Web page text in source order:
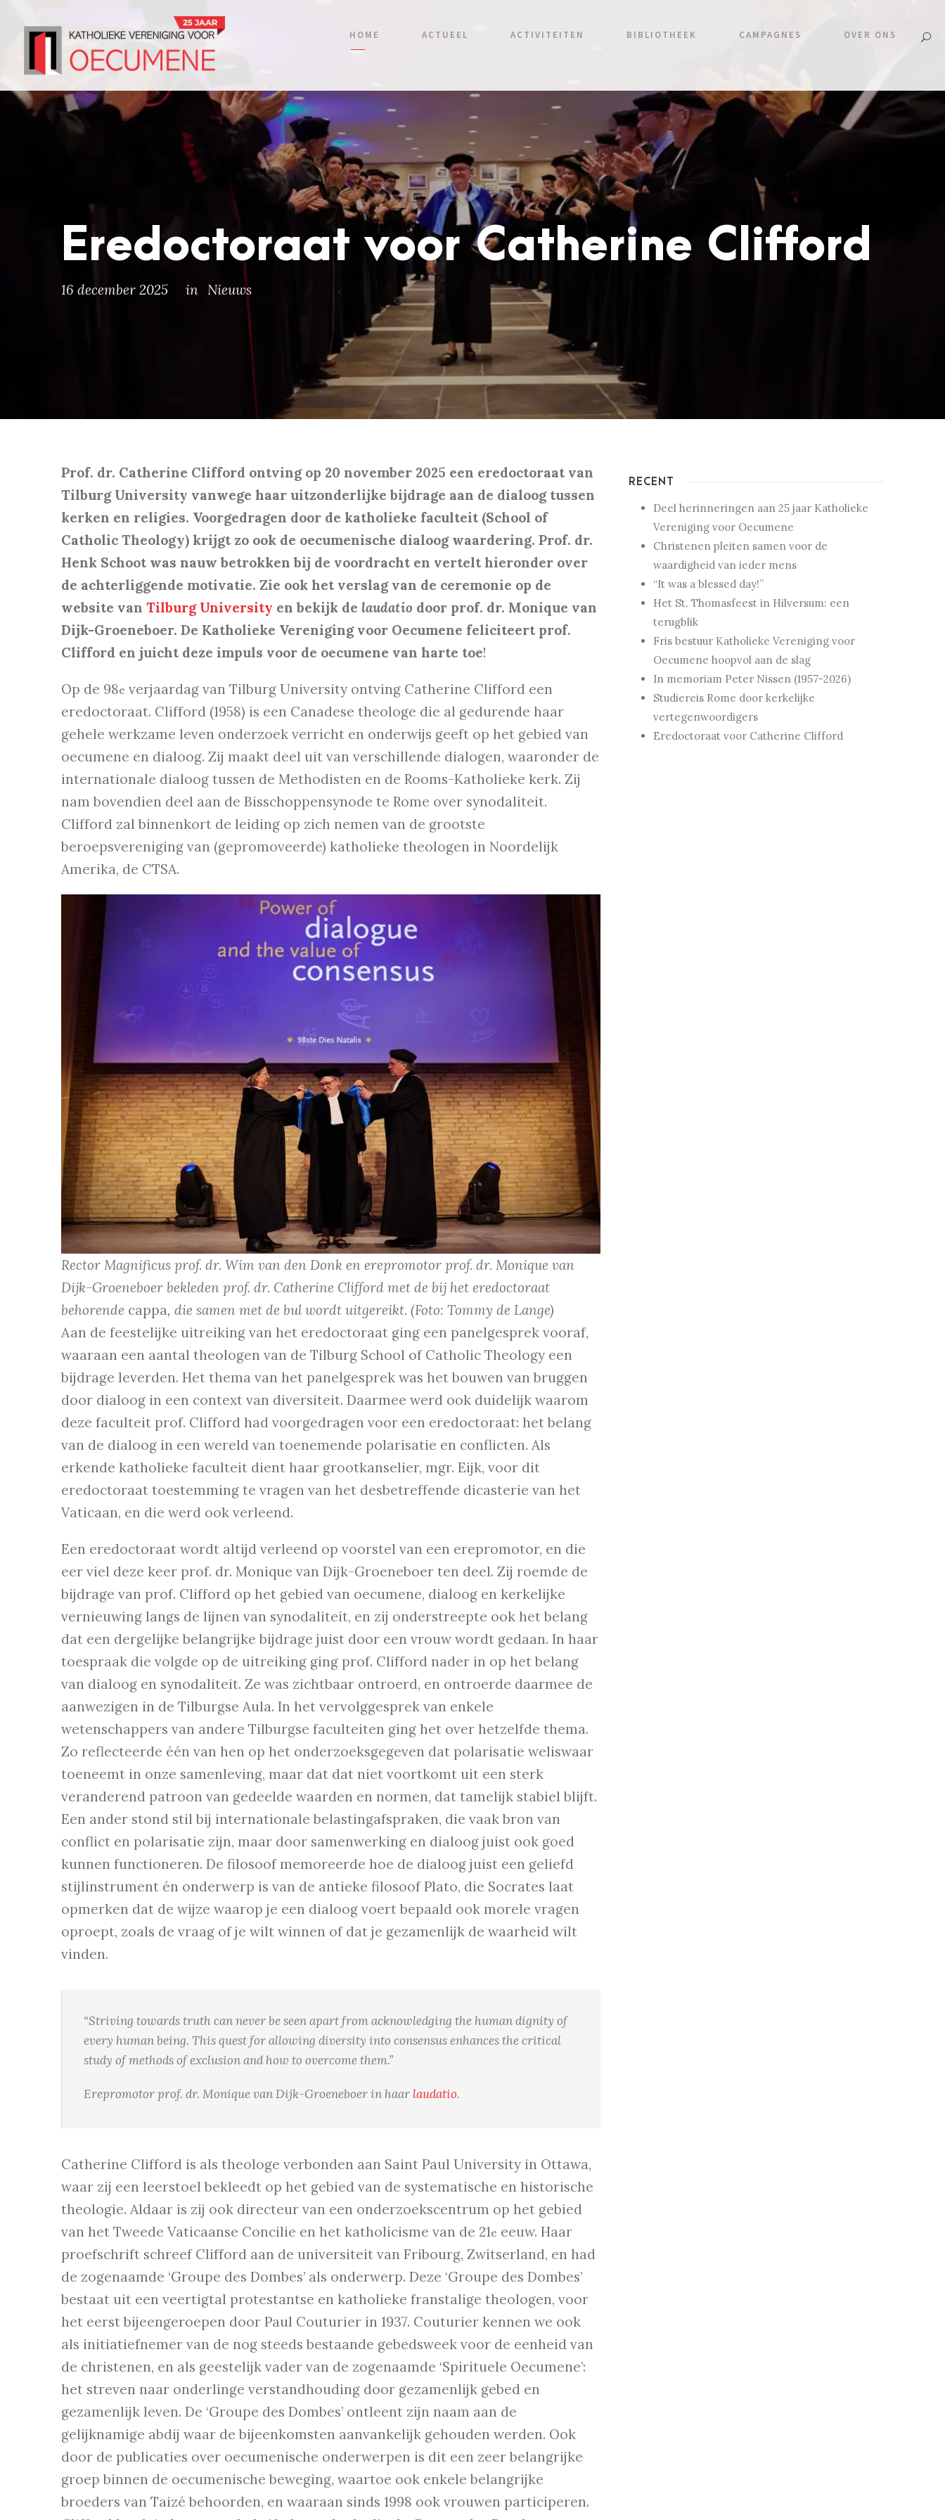
HOME ACTUEEL ACTIVITEITEN BIBLIOTHEEK CAMPAGNES OVER ONS
Eredoctoraat voor Catherine Clifford
16 december 2025 in Nieuws
Prof. dr. Catherine Clifford ontving op 20 november 2025 een eredoctoraat van
Tilburg University vanwege haar uitzonderlijke bijdrage aan de dialoog tussen
kerken en religies. Voorgedragen door de katholieke faculteit (School of
Catholic Theology) krijgt zo ook de oecumenische dialoog waardering. Prof. dr.
Henk Schoot was nauw betrokken bij de voordracht en vertelt hieronder over
de achterliggende motivatie. Zie ook het verslag van de ceremonie op de
website van Tilburg University en bekijk de laudatio door prof. dr. Monique van
Dijk-Groeneboer. De Katholieke Vereniging voor Oecumene feliciteert prof.
Clifford en juicht deze impuls voor de oecumene van harte toe!
Op de 98e verjaardag van Tilburg University ontving Catherine Clifford een
eredoctoraat. Clifford (1958) is een Canadese theologe die al gedurende haar
gehele werkzame leven onderzoek verricht en onderwijs geeft op het gebied van
oecumene en dialoog. Zij maakt deel uit van verschillende dialogen, waaronder de
internationale dialoog tussen de Methodisten en de Rooms-Katholieke kerk. Zij
nam bovendien deel aan de Bisschoppensynode te Rome over synodaliteit.
Clifford zal binnenkort de leiding op zich nemen van de grootste
beroepsvereniging van (gepromoveerde) katholieke theologen in Noordelijk
Amerika, de CTSA.
Rector Magnificus prof. dr. Wim van den Donk en erepromotor prof. dr. Monique van
Dijk-Groeneboer bekleden prof. dr. Catherine Clifford met de bij het eredoctoraat
behorende cappa, die samen met de bul wordt uitgereikt. (Foto: Tommy de Lange)
Aan de feestelijke uitreiking van het eredoctoraat ging een panelgesprek vooraf,
waaraan een aantal theologen van de Tilburg School of Catholic Theology een
bijdrage leverden. Het thema van het panelgesprek was het bouwen van bruggen
door dialoog in een context van diversiteit. Daarmee werd ook duidelijk waarom
deze faculteit prof. Clifford had voorgedragen voor een eredoctoraat: het belang
van de dialoog in een wereld van toenemende polarisatie en conflicten. Als
erkende katholieke faculteit dient haar grootkanselier, mgr. Eijk, voor dit
eredoctoraat toestemming te vragen van het desbetreffende dicasterie van het
Vaticaan, en die werd ook verleend.
Een eredoctoraat wordt altijd verleend op voorstel van een erepromotor, en die
eer viel deze keer prof. dr. Monique van Dijk-Groeneboer ten deel. Zij roemde de
bijdrage van prof. Clifford op het gebied van oecumene, dialoog en kerkelijke
vernieuwing langs de lijnen van synodaliteit, en zij onderstreepte ook het belang
dat een dergelijke belangrijke bijdrage juist door een vrouw wordt gedaan. In haar
toespraak die volgde op de uitreiking ging prof. Clifford nader in op het belang
van dialoog en synodaliteit. Ze was zichtbaar ontroerd, en ontroerde daarmee de
aanwezigen in de Tilburgse Aula. In het vervolggesprek van enkele
wetenschappers van andere Tilburgse faculteiten ging het over hetzelfde thema.
Zo reflecteerde één van hen op het onderzoeksgegeven dat polarisatie weliswaar
toeneemt in onze samenleving, maar dat dat niet voortkomt uit een sterk
veranderend patroon van gedeelde waarden en normen, dat tamelijk stabiel blijft.
Een ander stond stil bij internationale belastingafspraken, die vaak bron van
conflict en polarisatie zijn, maar door samenwerking en dialoog juist ook goed
kunnen functioneren. De filosoof memoreerde hoe de dialoog juist een geliefd
stijlinstrument én onderwerp is van de antieke filosoof Plato, die Socrates laat
opmerken dat de wijze waarop je een dialoog voert bepaald ook morele vragen
oproept, zoals de vraag of je wilt winnen of dat je gezamenlijk de waarheid wilt
vinden.
“Striving towards truth can never be seen apart from acknowledging the human dignity of
every human being. Thisquest for allowing diversity into consensus enhances the critical
study of methods of exclusion and how to overcome them.”
Erepromotor prof. dr. Monique van Dijk-Groeneboer in haar laudatio.
Catherine Clifford is als theologe verbonden aan Saint Paul University in Ottawa,
waar zij een leerstoel bekleedt op het gebied van de systematische en historische
theologie. Aldaar is zij ook directeur van een onderzoekscentrum op het gebied
van het Tweede Vaticaanse Concilie en het katholicisme van de 21e eeuw. Haar
proefschrift schreef Clifford aan de universiteit van Fribourg, Zwitserland, en had
de zogenaamde ‘Groupe des Dombes’ als onderwerp. Deze ‘Groupe des Dombes’
bestaat uit een veertigtal protestantse en katholieke franstalige theologen, voor
het eerst bijeengeroepen door Paul Couturier in 1937. Couturier kennen we ook
als initiatiefnemer van de nog steeds bestaande gebedsweek voor de eenheid van
de christenen, en als geestelijk vader van de zogenaamde ‘Spirituele Oecumene’:
het streven naar onderlinge verstandhouding door gezamenlijk gebed en
gezamenlijk leven. De ‘Groupe des Dombes’ ontleent zijn naam aan de
gelijknamige abdij waar de bijeenkomsten aanvankelijk gehouden werden. Ook
door de publicaties over oecumenische onderwerpen is dit een zeer belangrijke
groep binnen de oecumenische beweging, waartoe ook enkele belangrijke
broeders van Taizé behoorden, en waaraan sinds 1998 ook vrouwen participeren.
RECENT
Deel herinneringen aan 25 jaar Katholieke
Vereniging voor Oecumene
Christenen pleiten samen voor de
waardigheid van ieder mens
“It was a blessed day!”
Het St. Thomasfeest in Hilversum: een
terugblik
Fris bestuur Katholieke Vereniging voor
Oecumene hoopvol aan de slag
In memoriam Peter Nissen (1957-2026)
Studiereis Rome door kerkelijke
vertegenwoordigers
Eredoctoraat voor Catherine Clifford